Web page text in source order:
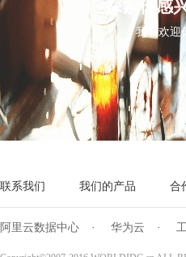
探索你感
我们欢迎
联系我们 我们的产品 合
阿里云数据中心 · 华为云 ·